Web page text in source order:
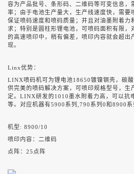
容为产品批号、条形码、二维码等可变信息，
率；由于电池生产量大，生产线速度快，需要
保证喷码速度和喷码质量；并且对油墨附着力
求；特别是圆柱形锂电池，可喷码面积有限，
的高速喷印中，稍有偏差，喷印内容就会超出
现。
Linx优势：
LINX 喷码机可为锂电池18650镀镍钢壳，碳
供完美的喷码解决方案，可喷印规格型号，生
定。 LINX研发的1010 墨水附着力高，可以抗
等。对应机器有5900 系列 ,790 系列 0和 8900 系
机型 : 8900/10
喷印内容：二维码
点阵： 25 点阵